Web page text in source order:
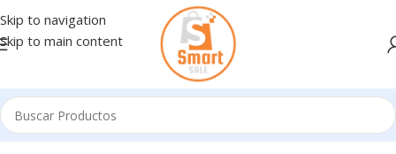
Skip to navigation
Skip to main content
Inicio/Notebooks - Bolsos - Sobres/BOLSOS 11"-13,3"